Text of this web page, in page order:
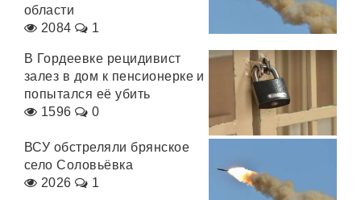
области
2084
1
В Гордеевке рецидивист
залез в дом к пенсионерке и
попытался её убить
1596
0
ВСУ обстреляли брянское
село Соловьёвка
2026
1